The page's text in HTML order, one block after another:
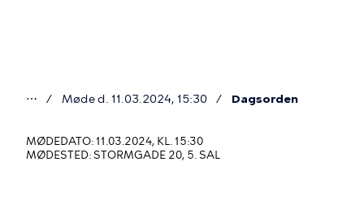
er
her
⋯ Møde d. 11.03.2024, 15:30 Dagsorden
MØDEDATO: 11.03.2024, KL. 15:30
MØDESTED: STORMGADE 20, 5. SAL